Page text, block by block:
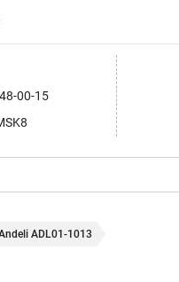
00-15
ADL01-1013